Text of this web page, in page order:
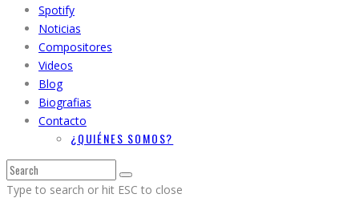
Spotify
Noticias
Compositores
Videos
Blog
Biografias
Contacto
¿QUIÉNES SOMOS?
Type to search or hit ESC to close